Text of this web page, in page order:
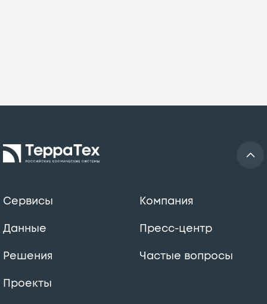
Сервисы
Данные
Решения
Проекты
Компания
Пресс-центр
Частые вопросы